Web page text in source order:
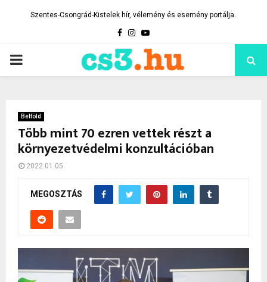
Szentes-Csongrád-Kistelek hír, vélemény és esemény portálja.
Facebook
Instagram
Youtube
PRIMARY
Belföld
Több mint 70 ezren vettek részt a
környezetvédelmi konzultációban
2022.01.05.
MEGOSZTÁS